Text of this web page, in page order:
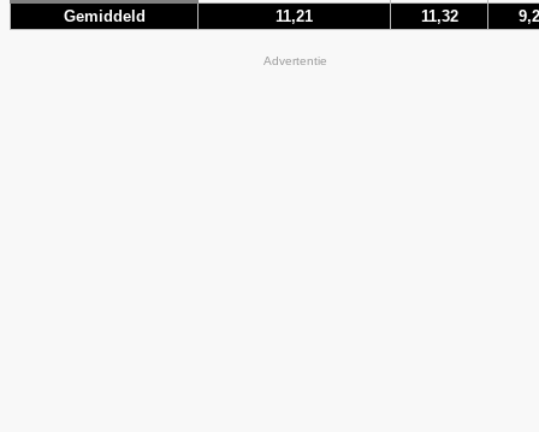
Gemiddeld 11,21 11,32
Advertentie